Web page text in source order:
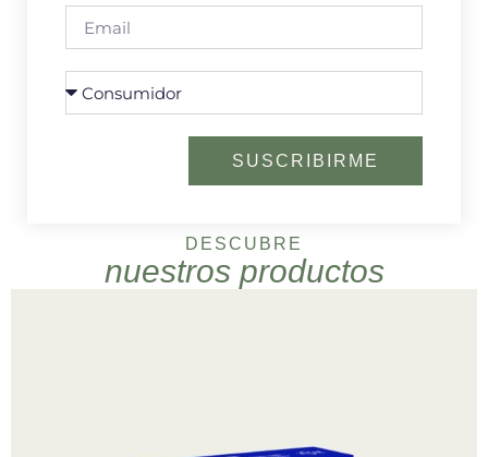
SUSCRIBIRME
DESCUBRE
nuestros productos